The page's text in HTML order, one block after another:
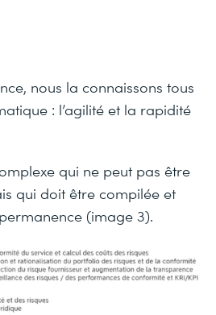
nous la connaissons tous
: l’agilité et la rapidité
qui ne peut pas être
qui doit être compilée et
(image 3).